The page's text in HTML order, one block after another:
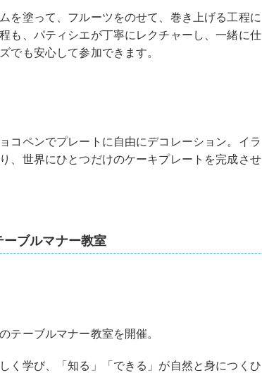
を塗って、フルーツをのせて、巻き上げる工程に
も、パティシエが丁寧にレクチャーし、一緒に仕
でも安心して参加できます。
コペンでプレートに自由にデコレーション。イラ
、世界にひとつだけのケーキプレートを完成させ
ブルマナー教室
テーブルマナー教室を開催。
く学び、「知る」「できる」が自然と身につくひ